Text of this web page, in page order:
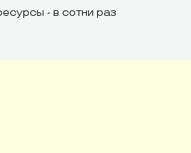
- в сотни раз